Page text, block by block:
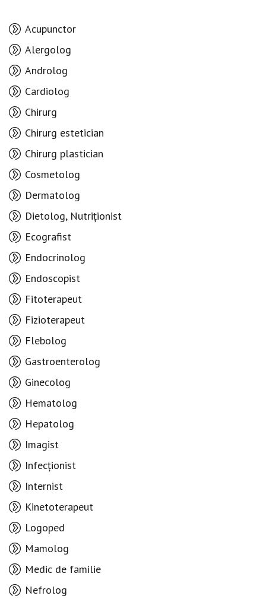
Acupunctor
Alergolog
Androlog
Cardiolog
Chirurg
Chirurg estetician
Chirurg plastician
Cosmetolog
Dermatolog
Dietolog, Nutriționist
Ecografist
Endocrinolog
Endoscopist
Fitoterapeut
Fizioterapeut
Flebolog
Gastroenterolog
Ginecolog
Hematolog
Hepatolog
Imagist
Infecționist
Internist
Kinetoterapeut
Logoped
Mamolog
Medic de familie
Nefrolog